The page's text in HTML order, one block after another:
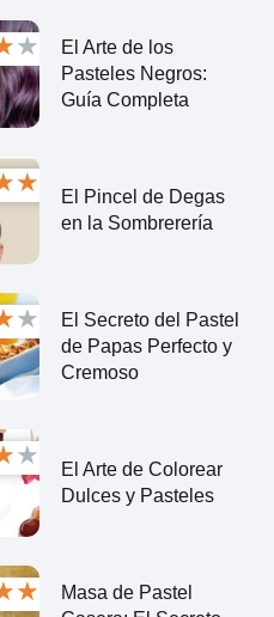
★
El Arte de los
Pasteles Negros:
Guía Completa
★
El Pincel de Degas
en la Sombrerería
★
El Secreto del Pastel
de Papas Perfecto y
Cremoso
★
El Arte de Colorear
Dulces y Pasteles
★
Masa de Pastel